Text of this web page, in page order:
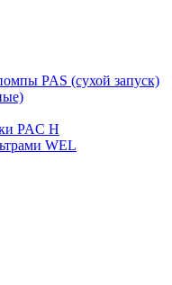
PAS (сухой запуск)
PAC H
WEL